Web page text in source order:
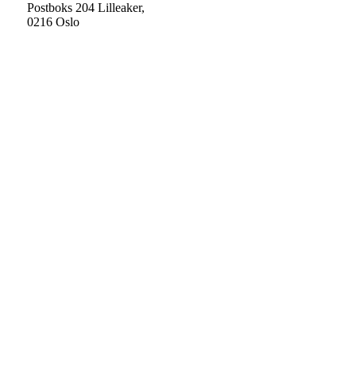
Postboks 204 Lilleaker,
0216 Oslo